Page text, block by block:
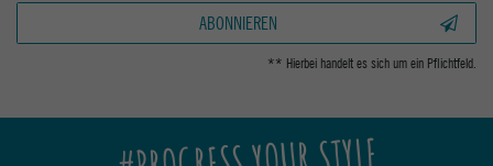
ABONNIEREN
** Hierbei handelt es sich um ein Pflichtfeld.